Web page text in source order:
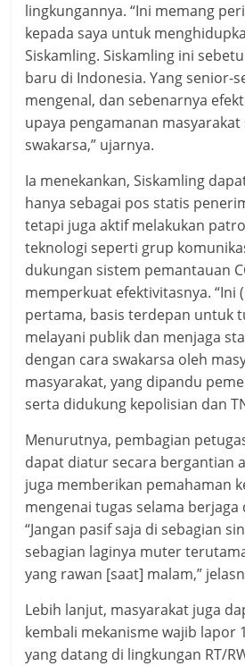
lingkungannya. “Ini memang
kepada saya untuk
Siskamling. Siskamling ini
baru di Indonesia. Yang senior-
mengenal, dan sebenarnya
upaya pengamanan
swakarsa,” ujarnya.
Ia menekankan, Siskamling
hanya sebagai pos statis
tetapi juga aktif melakukan
teknologi seperti grup
dukungan sistem pemantauan
memperkuat efektivitasnya. “Ini
pertama, basis terdepan untuk
melayani publik dan menjaga
dengan cara swakarsa oleh
masyarakat, yang dipandu
serta didukung kepolisian dan
Menurutnya, pembagian
dapat diatur secara bergantian
juga memberikan pemahaman
mengenai tugas selama berjaga
“Jangan pasif saja di sebagian
sebagian laginya muter
yang rawan [saat] malam,”
Lebih lanjut, masyarakat juga
kembali mekanisme wajib lapor
yang datang di lingkungan RT/